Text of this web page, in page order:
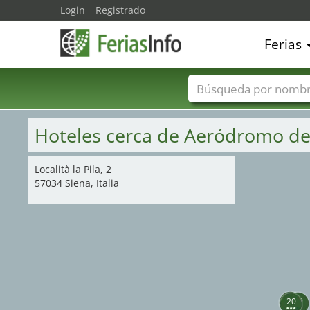
19
20
21
Hoteles cerca de Aeródromo
Località la Pila, 2
57034 Siena, Italia
Login Registrado
Ferias
Nombres de ferias